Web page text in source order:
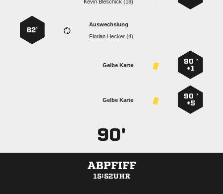
  
Auswechslung
  
82’
90 ’
+1
Gelbe Karte
90 ’
+5
Gelbe Karte
90'
ABPFIFF
15:52UHR